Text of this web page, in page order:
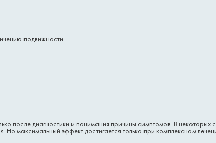
подвижности.
после диагностики и понимания причины симптомов. В некоторых
Но максимальный эффект достигается только при комплексном